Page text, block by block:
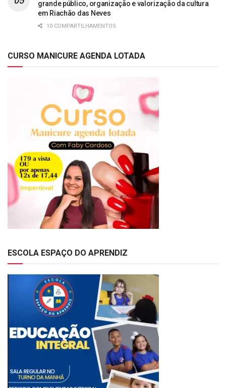
grande público, organização e valorização da cultura
em Riachão das Neves
10 COMPARTILHAMENTOS
CURSO MANICURE AGENDA LOTADA
ESCOLA ESPAÇO DO APRENDIZ